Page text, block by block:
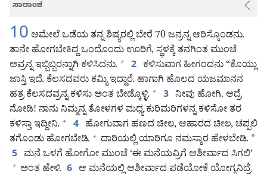
ಸಾರಾಂಶ
10 ಆಮೇಲೆ ಒಡೆಯ ತನ್ನ ಶಿಷ್ಯರಲ್ಲಿ ಬೇರೆ 70 ಜನ್ರನ್ನ ಆರಿಸ್ಕೊಂಡನು.
ತಾನೇ ಹೋಗಬೇಕಿದ್ದ ಒಂದೊಂದು ಊರಿಗೆ, ಸ್ಥಳಕ್ಕೆ ತನಗಿಂತ ಮುಂಚೆ
ಅವ್ರನ್ನ ಇಬ್ಬಿಬ್ಬರನ್ನಾಗಿ ಕಳಿಸಿದನು. + 2 ಕಳಿಸುವಾಗ ಹೀಗಂದನು “ಕೊಯ್ಲು
ಜಾಸ್ತಿ ಇದೆ. ಕೆಲಸದವರು ಕಮ್ಮಿ ಇದ್ದಾರೆ. ಹಾಗಾಗಿ ಹೊಲದ ಯಜಮಾನನ
ಹತ್ರ ಕೆಲಸದವ್ರನ್ನ ಕಳಿಸು ಅಂತ ಬೇಡ್ಕೊಳ್ಳಿ. + 3 ನೀವು ಹೋಗಿ. ಆದ್ರೆ
ನೋಡಿ! ನಾನು ನಿಮ್ಮನ್ನ ತೋಳಗಳ ಮಧ್ಯ ಕುರಿಮರಿಗಳನ್ನ ಕಳಿಸೋ ತರ
ಕಳಿಸ್ತಾ ಇದ್ದೀನಿ. + 4 ಹೋಗುವಾಗ ಹಣದ ಚೀಲ, ಆಹಾರದ ಚೀಲ, ಚಪ್ಪಲಿ
ತಗೊಂಡು ಹೋಗಬೇಡಿ. + ದಾರಿಯಲ್ಲಿ ಯಾರಿಗೂ ನಮಸ್ಕಾರ ಹೇಳಬೇಡಿ. *
5 ಮನೆ ಒಳಗೆ ಹೋಗೋ ಮುಂಚೆ ‘ಈ ಮನೆಯವ್ರಿಗೆ ಆಶೀರ್ವಾದ ಸಿಗಲಿ’
+ ಅಂತ ಹೇಳಿ. 6 ಆ ಮನೆಯಲ್ಲಿ ಆಶೀರ್ವಾದ ಪಡೆಯೋಕೆ ಯೋಗ್ಯನಿದ್ರೆ